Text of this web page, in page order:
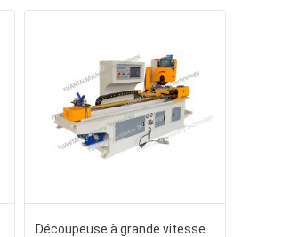
Découpeuse à grande vitesse